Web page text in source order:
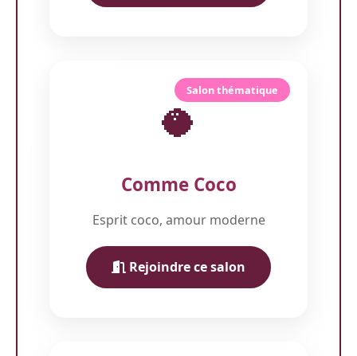
Salon thématique
🥥
Comme Coco
Esprit coco, amour moderne
Rejoindre ce salon